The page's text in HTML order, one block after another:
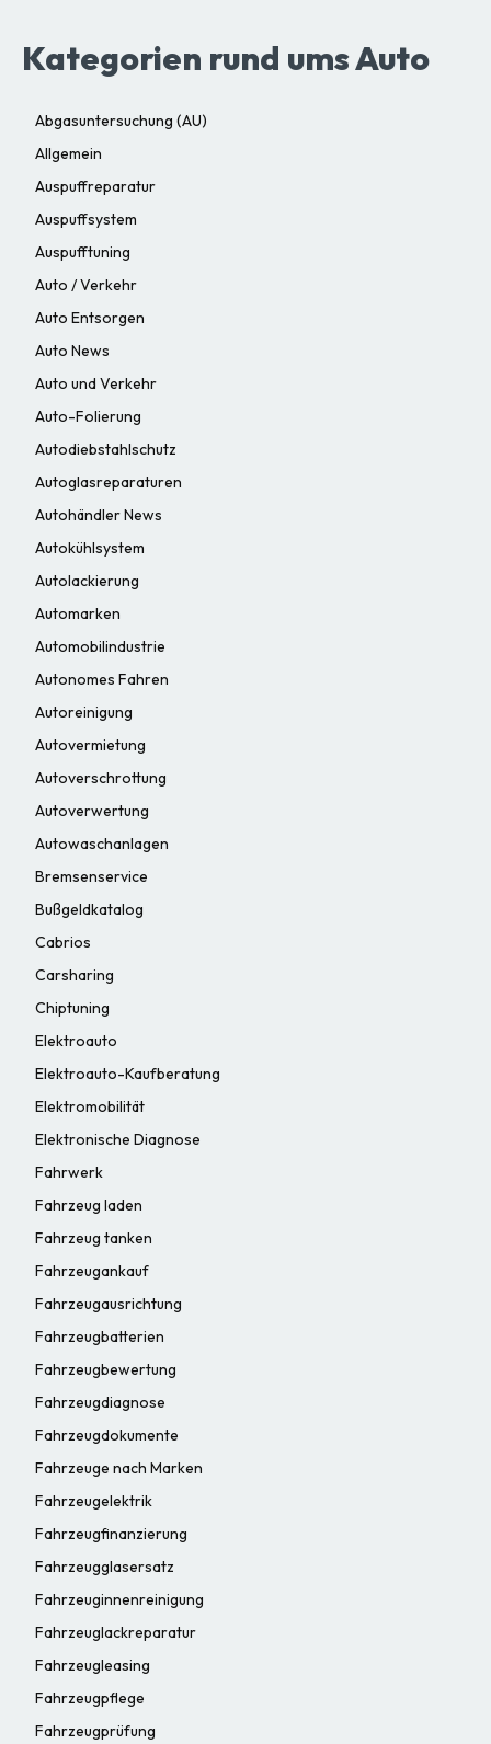
Kategorien rund ums Auto
Abgasuntersuchung (AU)
Allgemein
Auspuffreparatur
Auspuffsystem
Auspufftuning
Auto / Verkehr
Auto Entsorgen
Auto News
Auto und Verkehr
Auto-Folierung
Autodiebstahlschutz
Autoglasreparaturen
Autohändler News
Autokühlsystem
Autolackierung
Automarken
Automobilindustrie
Autonomes Fahren
Autoreinigung
Autovermietung
Autoverschrottung
Autoverwertung
Autowaschanlagen
Bremsenservice
Bußgeldkatalog
Cabrios
Carsharing
Chiptuning
Elektroauto
Elektroauto-Kaufberatung
Elektromobilität
Elektronische Diagnose
Fahrwerk
Fahrzeug laden
Fahrzeug tanken
Fahrzeugankauf
Fahrzeugausrichtung
Fahrzeugbatterien
Fahrzeugbewertung
Fahrzeugdiagnose
Fahrzeugdokumente
Fahrzeuge nach Marken
Fahrzeugelektrik
Fahrzeugfinanzierung
Fahrzeugglasersatz
Fahrzeuginnenreinigung
Fahrzeuglackreparatur
Fahrzeugleasing
Fahrzeugpflege
Fahrzeugprüfung